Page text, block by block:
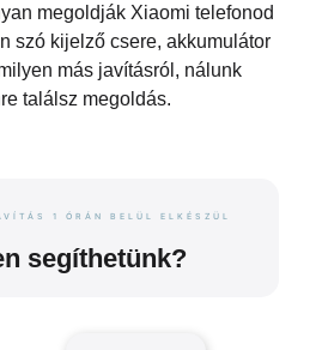
megoldják Xiaomi telefonod
szó kijelző csere, akkumulátor
más javításról, nálunk
találsz megoldás.
1 ÓRÁN BELÜL ELKÉSZÜL
segíthetünk?